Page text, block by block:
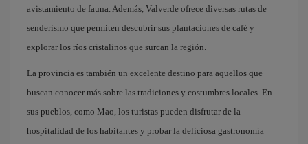
avistamiento de fauna. Además, Valverde ofrece diversas rutas de
senderismo que permiten descubrir sus plantaciones de café y
explorar los ríos cristalinos que surcan la región.
La provincia es también un excelente destino para aquellos que
buscan conocer más sobre las tradiciones y costumbres locales. En
sus pueblos, como Mao, los turistas pueden disfrutar de la
hospitalidad de los habitantes y probar la deliciosa gastronomía